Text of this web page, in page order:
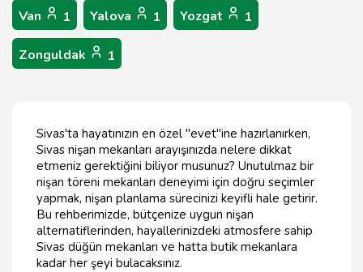
Van 1 Yalova 1 Yozgat 1
Zonguldak 1
Sivas'ta hayatınızın en özel "evet"ine hazırlanırken,
Sivas nişan mekanları arayışınızda nelere dikkat
etmeniz gerektiğini biliyor musunuz? Unutulmaz bir
nişan töreni mekanları deneyimi için doğru seçimler
yapmak, nişan planlama sürecinizi keyifli hale getirir.
Bu rehberimizde, bütçenize uygun nişan
alternatiflerinden, hayallerinizdeki atmosfere sahip
Sivas düğün mekanları ve hatta butik mekanlara
kadar her şeyi bulacaksınız.